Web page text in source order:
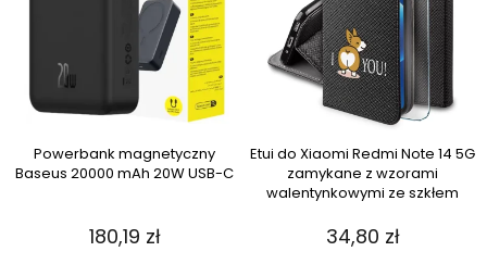
Powerbank magnetyczny
Baseus 20000 mAh 20W USB-C
180,19 zł
Etui do Xiaomi Redmi Note 14 5G
zamykane z wzorami
walentynkowymi ze szkłem
34,80 zł